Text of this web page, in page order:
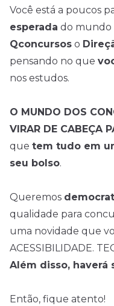
Você está a poucos
esperada do mundo
Qconcursos o
pensando no que
nos estudos.
O MUNDO DOS
VIRAR DE CABEÇA
que tem tudo em
seu bolso.
Queremos
qualidade para
uma novidade que
ACESSIBILIDADE.
Além disso, haverá
Então, fique atento!